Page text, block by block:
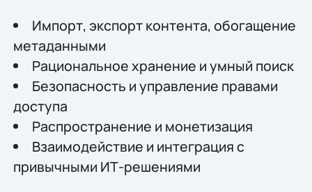
Импорт, экспорт контента, обогащение
метаданными
Рациональное хранение и умный поиск
Безопасность и управление правами
доступа
Распространение и монетизация
Взаимодействие и интеграция с
привычными ИТ-решениями